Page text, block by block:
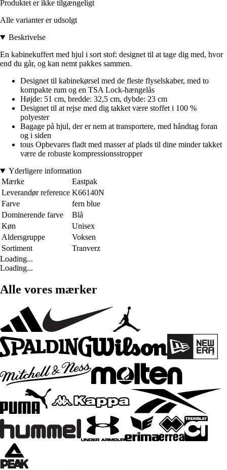
Produktet er ikke tilgængeligt
Alle varianter er udsolgt
Beskrivelse
En kabinekuffert med hjul i sort stof: designet til at tage dig med, hvor
end du går, og kan nemt pakkes sammen.
Designet til kabinekørsel med de fleste flyselskaber, med to
kompakte rum og en TSA Lock-hængelås
Højde: 51 cm, bredde: 32,5 cm, dybde: 23 cm
Designet til at rejse med dig takket være stoffet i 100 %
polyester
Bagage på hjul, der er nem at transportere, med håndtag foran
og i siden
tous Opbevares fladt med masser af plads til dine minder takket
være de robuste kompressionsstropper
Yderligere information
Mærke
Eastpak
Leverandør reference K66140N
Farve
fern blue
Dominerende farve
Blå
Køn
Unisex
Aldersgruppe
Voksen
Sortiment
Tranverz
Loading...
Loading...
Alle vores mærker